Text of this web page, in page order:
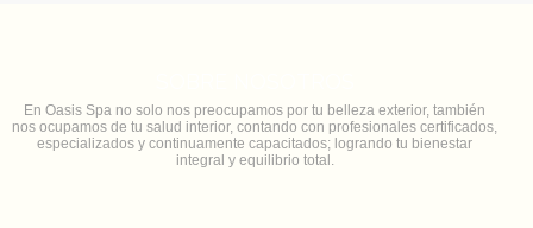
En Oasis Spa no solo nos preocupamos por tu belleza exterior, también
nos ocupamos de tu salud interior, contando con profesionales certificados,
especializados y continuamente capacitados; logrando tu bienestar
integral y equilibrio total.